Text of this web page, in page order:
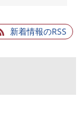
新着情報のRSS